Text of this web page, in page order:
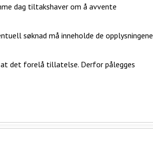
dag tiltakshaver om å avvente
søknad må inneholde de opplysningene
det forelå tillatelse. Derfor pålegges